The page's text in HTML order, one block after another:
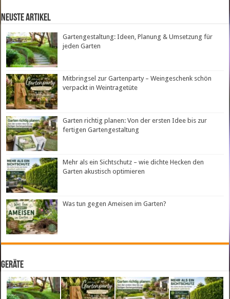
neuste Artikel
Gartengestaltung: Ideen, Planung & Umsetzung für
jeden Garten
Mitbringsel zur Gartenparty – Weingeschenk schön
verpackt in Weintragetüte
Garten richtig planen: Von der ersten Idee bis zur
fertigen Gartengestaltung
Mehr als ein Sichtschutz – wie dichte Hecken den
Garten akustisch optimieren
Was tun gegen Ameisen im Garten?
Geräte